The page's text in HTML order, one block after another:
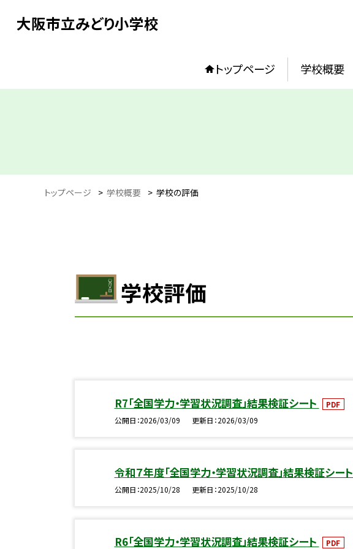
大阪市立みどり小学校
トップページ 学校概要
トップページ > 学校概要 > 学校の評価
学校評価
R7「全国学力・学習状況調査」結果検証シート
PDF
公開日 2026/03/09 更新日 2026/03/09
令和７年度「全国学力・学習状況調査」結果検証シート
公開日 2025/10/28 更新日 2025/10/28
R6「全国学力・学習状況調査」結果検証シート
PDF